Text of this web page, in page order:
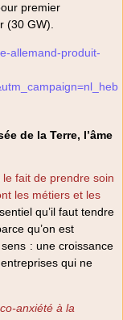
premier
(30 GW).
allemand-produit-
de la Terre, l’âme
fait de prendre soin
les métiers et les
qu’il faut tendre
qu’on est
: une croissance
qui ne
anxiété à la